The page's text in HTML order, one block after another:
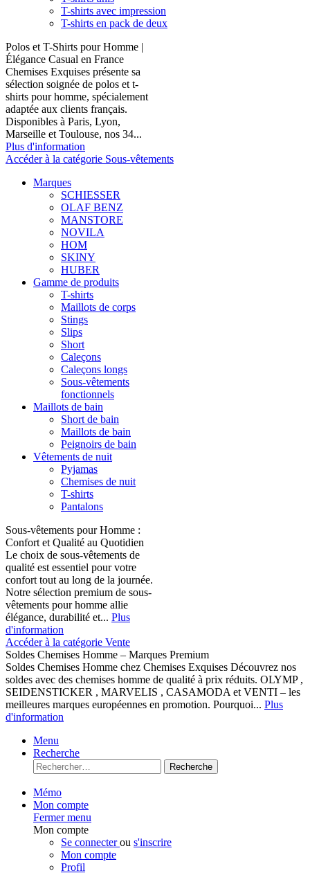
T-shirts avec impression
T-shirts en pack de deux
Polos et T-Shirts pour Homme |
Élégance Casual en France
Chemises Exquises présente sa
sélection soignée de polos et t-
shirts pour homme, spécialement
adaptée aux clients français.
Disponibles à Paris, Lyon,
Marseille et Toulouse, nos 34...
Plus d'information
Accéder à la catégorie Sous-vêtements
Marques
SCHIESSER
OLAF BENZ
MANSTORE
NOVILA
HOM
SKINY
HUBER
Gamme de produits
T-shirts
Maillots de corps
Stings
Slips
Short
Caleçons
Caleçons longs
Sous-vêtements
fonctionnels
Maillots de bain
Short de bain
Maillots de bain
Peignoirs de bain
Vêtements de nuit
Pyjamas
Chemises de nuit
T-shirts
Pantalons
Sous-vêtements pour Homme :
Confort et Qualité au Quotidien
Le choix de sous-vêtements de
qualité est essentiel pour votre
confort tout au long de la journée.
Notre sélection premium de sous-
vêtements pour homme allie
élégance, durabilité et... Plus
d'information
Accéder à la catégorie Vente
Soldes Chemises Homme – Marques Premium
Soldes Chemises Homme chez Chemises Exquises Découvrez nos
soldes avec des chemises homme de qualité à prix réduits. OLYMP ,
SEIDENSTICKER , MARVELIS , CASAMODA et VENTI – les
meilleures marques européennes en promotion. Pourquoi... Plus
d'information
Menu
Recherche
Recherche
Mémo
Mon compte
Fermer menu
Mon compte
Se connecterou s'inscrire
Mon compte
Profil